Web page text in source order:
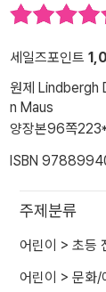
세일즈포인트
원제 Lindbergh
n Maus
양장본96쪽
ISBN
주제분류
어린이 > 초등
어린이 > 문화/